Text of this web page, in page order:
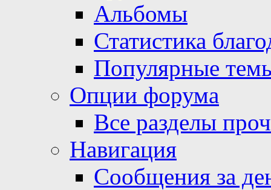
Альбомы
Статистика
Популярные
Опции форума
Все разделы
Навигация
Сообщения за